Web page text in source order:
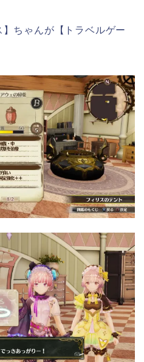
ちゃんが【トラベルゲー